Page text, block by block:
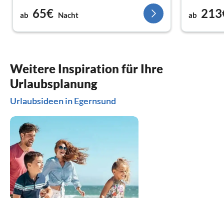
ab 65€ Nacht
sonderlich
ab
Weitere Inspiration für Ihre
Urlaubsplanung
Urlaubsideen in Egernsund